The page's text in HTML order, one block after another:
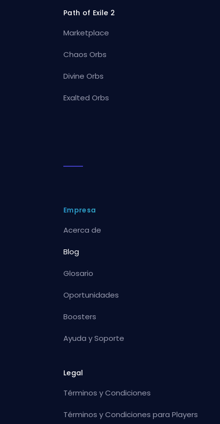
Path of Exile 2
Marketplace
Chaos Orbs
Divine Orbs
Exalted Orbs
Empresa
Acerca de
Blog
Glosario
Oportunidades
Boosters
Ayuda y Soporte
Legal
Términos y Condiciones
Términos y Condiciones para Players